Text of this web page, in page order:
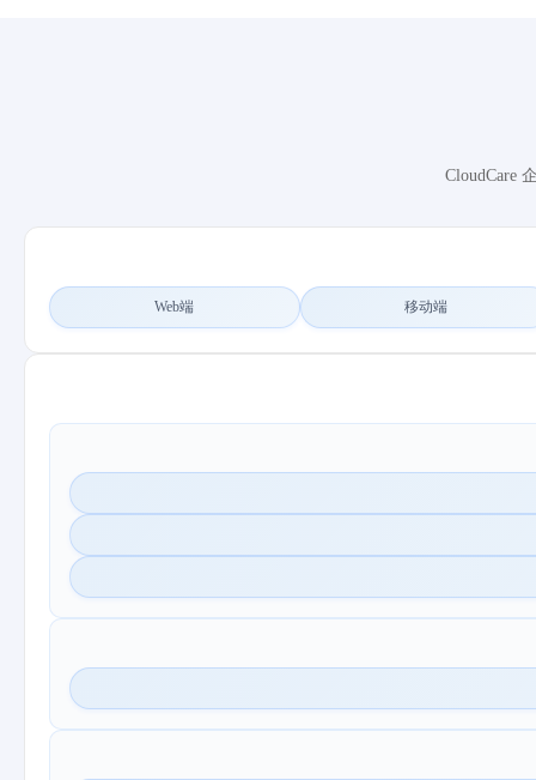
CloudCare
Web端 移动端